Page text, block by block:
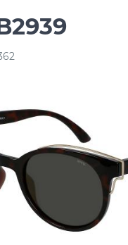
Оправа
8 270